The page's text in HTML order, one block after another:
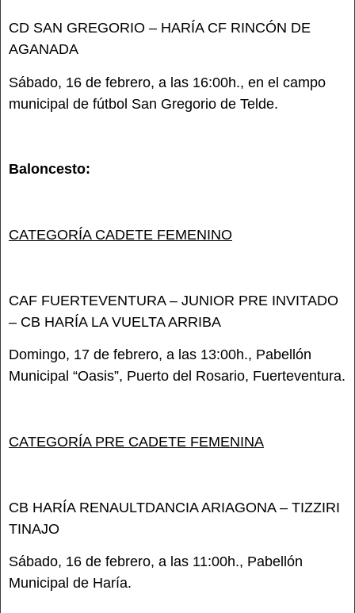
CD SAN GREGORIO – HARÍA CF RINCÓN DE
AGANADA
Sábado, 16 de febrero, a las 16:00h., en el campo
municipal de fútbol San Gregorio de Telde.
Baloncesto:
CATEGORÍA CADETE FEMENINO
CAF FUERTEVENTURA – JUNIOR PRE INVITADO
– CB HARÍA LA VUELTA ARRIBA
Domingo, 17 de febrero, a las 13:00h., Pabellón
Municipal “Oasis”, Puerto del Rosario, Fuerteventura.
CATEGORÍA PRE CADETE FEMENINA
CB HARÍA RENAULTDANCIA ARIAGONA – TIZZIRI
TINAJO
Sábado, 16 de febrero, a las 11:00h., Pabellón
Municipal de Haría.